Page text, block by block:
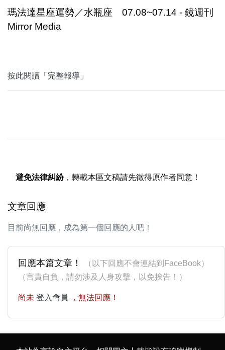
瑪法達星座運勢／水瓶座 07.08~07.14 - 鏡週刊
Mirror Media
按此閱讀「完整報導」
避免法律糾紛，轉載本區文稿請先徵得原作者同意！
文章回應
目前尚無回應，成為第一個回應的人吧！
回應本篇文章！
（以下回應不會連結到FaceBook）
（言責自負，請勿涉及人身攻擊，以免挨告！）
尚未 登入會員 ，無法回應！